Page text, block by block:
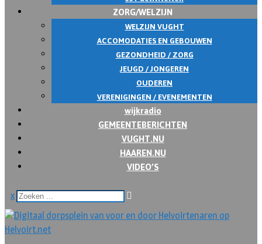
ZORG/WELZIJN
WELZIJN VUGHT
ACCOMODATIES EN GEBOUWEN
GEZONDHEID / ZORG
JEUGD / JONGEREN
OUDEREN
VERENIGINGEN / EVENEMENTEN
wijkradio
GEMEENTEBERICHTEN
VUGHT.NU
HAAREN.NU
VIDEO’S
x